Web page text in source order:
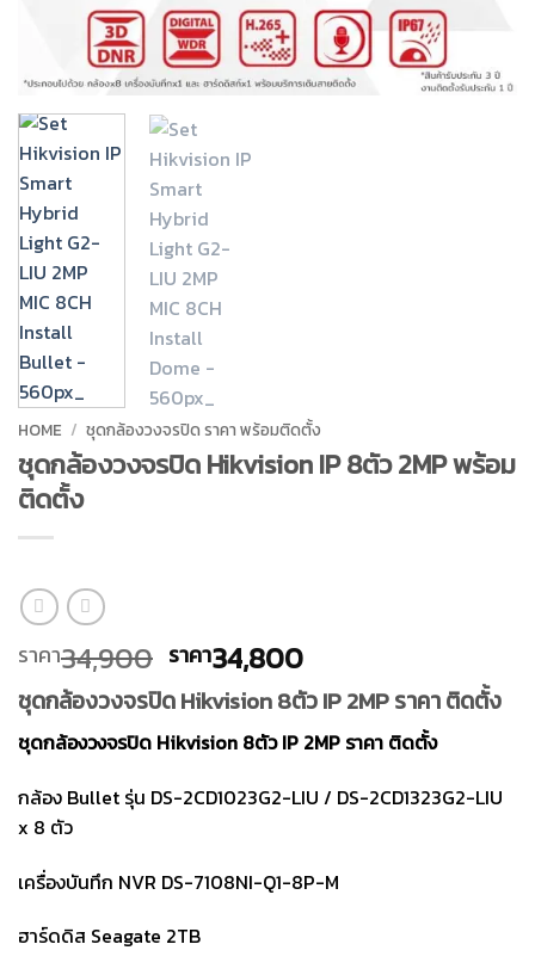
HOME / ชุดกล้องวงจรปิด ราคา พร้อมติดตั้ง
ชุดกล้องวงจรปิด Hikvision IP 8ตัว 2MP พร้อม
ติดตั้ง
ราคา34,900 Original
price
was:
ราคา
ราคา34,800Current
price
is:
ราคา
ชุดกล้องวงจรปิด Hikvision 8ตัว IP 2MP ราคา ติดตั้ง
ชุดกล้องวงจรปิด Hikvision 8ตัว IP 2MP ราคา ติดตั้ง
กล้อง Bullet รุ่น DS-2CD1023G2-LIU / DS-2CD1323G2-LIU
x 8 ตัว
เครื่องบันทึก NVR DS-7108NI-Q1-8P-M
ฮาร์ดดิส Seagate 2TB